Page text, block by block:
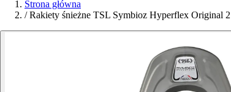
Strona główna
/ Rakiety śnieżne TSL Symbioz Hyperflex Original 2